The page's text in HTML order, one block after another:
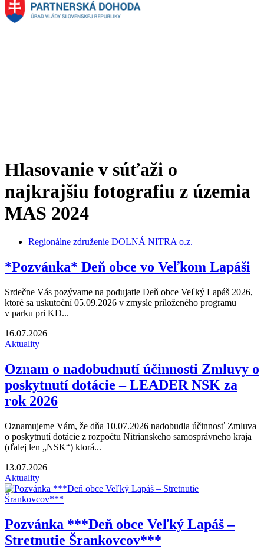
Hlasovanie v súťaži o
najkrajšiu fotografiu z územia
MAS 2024
Regionálne združenie DOLNÁ NITRA o.z.
*Pozvánka* Deň obce vo Veľkom Lapáši
Srdečne Vás pozývame na podujatie Deň obce Veľký Lapáš 2026,
ktoré sa uskutoční 05.09.2026 v zmysle priloženého programu
v parku pri KD...
16.07.2026
Aktuality
Oznam o nadobudnutí účinnosti Zmluvy o
poskytnutí dotácie – LEADER NSK za
rok 2026
Oznamujeme Vám, že dňa 10.07.2026 nadobudla účinnosť Zmluva
o poskytnutí dotácie z rozpočtu Nitrianskeho samosprávneho kraja
(ďalej len „NSK“) ktorá...
13.07.2026
Aktuality
Pozvánka ***Deň obce Veľký Lapáš –
Stretnutie Šrankovcov***